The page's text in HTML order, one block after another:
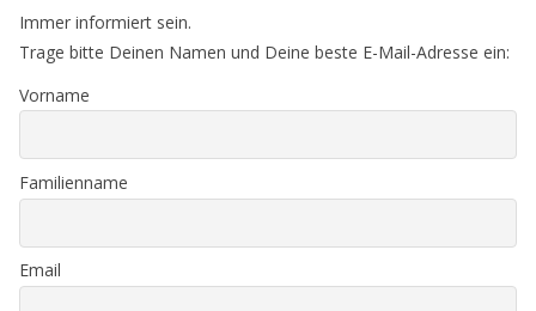
Immer informiert sein.
Trage bitte Deinen Namen und Deine beste E-Mail-Adresse ein:
Vorname
Familienname
Email